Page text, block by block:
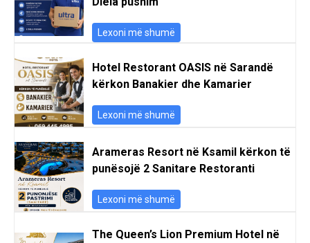
Lexoni më shumë
Hotel Restorant OASIS në Sarandë
kërkon Banakier dhe Kamarier
Lexoni më shumë
Arameras Resort në Ksamil kërkon të
punësojë 2 Sanitare Restoranti
Lexoni më shumë
The Queen’s Lion Premium Hotel në